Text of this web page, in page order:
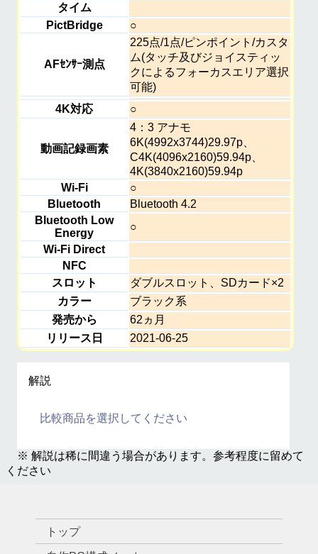
タイム
PictBridge
○
AFｾﾝｻｰ測点
225点/1点/ピンポイント/カスタ
ム(タッチ及びジョイスティッ
クによるフォーカスエリア選択
可能)
4K対応
○
動画記録画素
4：3 アナモ
6K(4992x3744)29.97p、
C4K(4096x2160)59.94p、
4K(3840x2160)59.94p
Wi-Fi
○
Bluetooth
Bluetooth 4.2
Bluetooth Low
Energy
○
Wi-Fi Direct
NFC
スロット
ダブルスロット、SDカード×2
カラー
ブラック系
発売から
62ヵ月
リリース日
2021-06-25
解説
比較商品を選択してください
※ 解説は稀に間違う場合があります。参考程度に留めて
ください
トップ